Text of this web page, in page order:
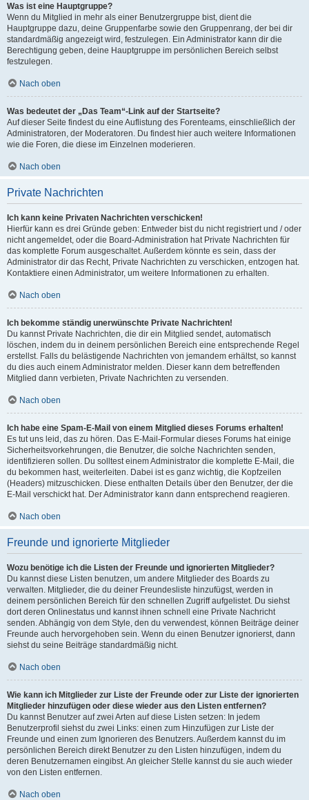
Was ist eine Hauptgruppe?
Wenn du Mitglied in mehr als einer Benutzergruppe bist, dient die
Hauptgruppe dazu, deine Gruppenfarbe sowie den Gruppenrang, der bei dir
standardmäßig angezeigt wird, festzulegen. Ein Administrator kann dir die
Berechtigung geben, deine Hauptgruppe im persönlichen Bereich selbst
festzulegen.
Nach oben
Was bedeutet der „Das Team“-Link auf der Startseite?
Auf dieser Seite findest du eine Auflistung des Forenteams, einschließlich der
Administratoren, der Moderatoren. Du findest hier auch weitere Informationen
wie die Foren, die diese im Einzelnen moderieren.
Nach oben
Private Nachrichten
Ich kann keine Privaten Nachrichten verschicken!
Hierfür kann es drei Gründe geben: Entweder bist du nicht registriert und / oder
nicht angemeldet, oder die Board-Administration hat Private Nachrichten für
das komplette Forum ausgeschaltet. Außerdem könnte es sein, dass der
Administrator dir das Recht, Private Nachrichten zu verschicken, entzogen hat.
Kontaktiere einen Administrator, um weitere Informationen zu erhalten.
Nach oben
Ich bekomme ständig unerwünschte Private Nachrichten!
Du kannst Private Nachrichten, die dir ein Mitglied sendet, automatisch
löschen, indem du in deinem persönlichen Bereich eine entsprechende Regel
erstellst. Falls du belästigende Nachrichten von jemandem erhältst, so kannst
du dies auch einem Administrator melden. Dieser kann dem betreffenden
Mitglied dann verbieten, Private Nachrichten zu versenden.
Nach oben
Ich habe eine Spam-E-Mail von einem Mitglied dieses Forums erhalten!
Es tut uns leid, das zu hören. Das E-Mail-Formular dieses Forums hat einige
Sicherheitsvorkehrungen, die Benutzer, die solche Nachrichten senden,
identifizieren sollen. Du solltest einem Administrator die komplette E-Mail, die
du bekommen hast, weiterleiten. Dabei ist es ganz wichtig, die Kopfzeilen
(Headers) mitzuschicken. Diese enthalten Details über den Benutzer, der die
E-Mail verschickt hat. Der Administrator kann dann entsprechend reagieren.
Nach oben
Freunde und ignorierte Mitglieder
Wozu benötige ich die Listen der Freunde und ignorierten Mitglieder?
Du kannst diese Listen benutzen, um andere Mitglieder des Boards zu
verwalten. Mitglieder, die du deiner Freundesliste hinzufügst, werden in
deinem persönlichen Bereich für den schnellen Zugriff aufgelistet. Du siehst
dort deren Onlinestatus und kannst ihnen schnell eine Private Nachricht
senden. Abhängig von dem Style, den du verwendest, können Beiträge deiner
Freunde auch hervorgehoben sein. Wenn du einen Benutzer ignorierst, dann
siehst du seine Beiträge standardmäßig nicht.
Nach oben
Wie kann ich Mitglieder zur Liste der Freunde oder zur Liste der ignorierten
Mitglieder hinzufügen oder diese wieder aus den Listen entfernen?
Du kannst Benutzer auf zwei Arten auf diese Listen setzen: In jedem
Benutzerprofil siehst du zwei Links: einen zum Hinzufügen zur Liste der
Freunde und einen zum Ignorieren des Benutzers. Außerdem kannst du im
persönlichen Bereich direkt Benutzer zu den Listen hinzufügen, indem du
deren Benutzernamen eingibst. An gleicher Stelle kannst du sie auch wieder
von den Listen entfernen.
Nach oben